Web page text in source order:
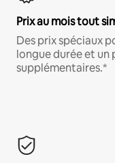
Prix au mois tout
Des prix spéciaux
longue durée et un
supplémentaires.*